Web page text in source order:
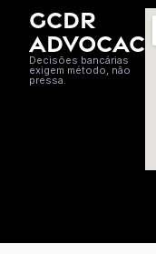
GCDR
Decisões bancárias
exigem método, não
pressa.